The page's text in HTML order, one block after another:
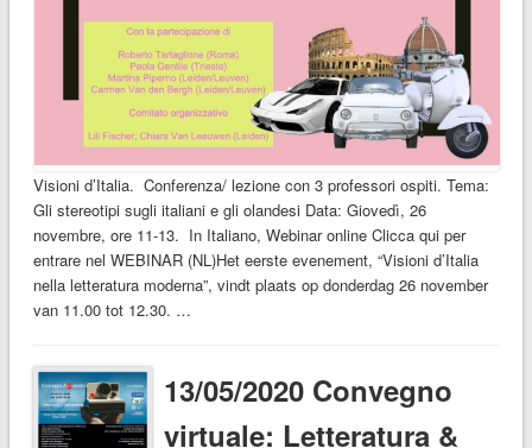
Visioni d’Italia. Conferenza/ lezione con 3 professori ospiti. Tema:
Gli stereotipi sugli italiani e gli olandesi Data: Giovedì, 26
novembre, ore 11-13. In Italiano, Webinar online Clicca qui per
entrare nel WEBINAR (NL)Het eerste evenement, “Visioni d’Italia
nella letteratura moderna”, vindt plaats op donderdag 26 november
van 11.00 tot 12.30. …
13/05/2020 Convegno
virtuale: Letteratura &